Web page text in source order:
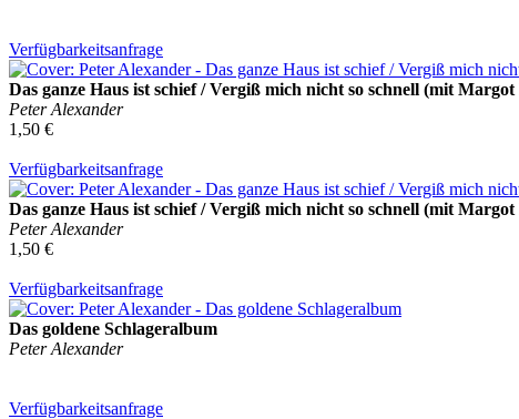
Verfügbarkeitsanfrage
Das ganze Haus ist schief / Vergiß mich nicht so schnell (mit Margot
Peter Alexander
1,50 €
Verfügbarkeitsanfrage
Das ganze Haus ist schief / Vergiß mich nicht so schnell (mit Margot
Peter Alexander
1,50 €
Verfügbarkeitsanfrage
Das goldene Schlageralbum
Peter Alexander
Verfügbarkeitsanfrage